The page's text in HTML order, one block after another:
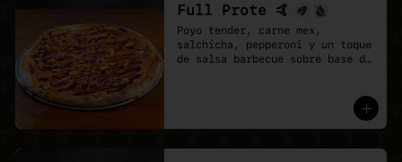
Full Prote 🤙
Poyo tender, carne mex,
salchicha, pepperoni y un toque
de salsa barbecue sobre base de